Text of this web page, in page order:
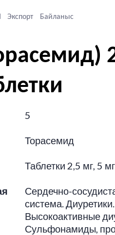
Экспорт Байланыс
5
Торасемид
Таблетки 2,5 мг, 5
Сердечно-
система. Диуретики.
Высокоактивные
Сульфонамиды,